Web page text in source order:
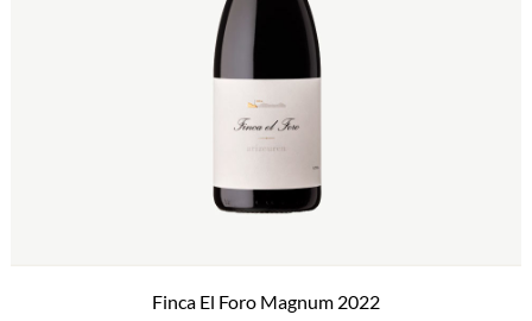
Finca El Foro Magnum 2022